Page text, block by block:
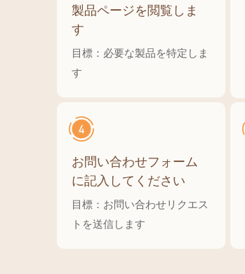
製品ページを閲覧しま
す
目標：必要な製品を特定しま
す
お問い合わせフォーム
に記入してください
目標：お問い合わせリクエス
トを送信します